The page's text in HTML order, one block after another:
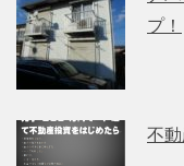
プ！
不